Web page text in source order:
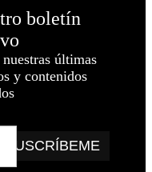
boletín
últimas
y contenidos
SUSCRÍBEME